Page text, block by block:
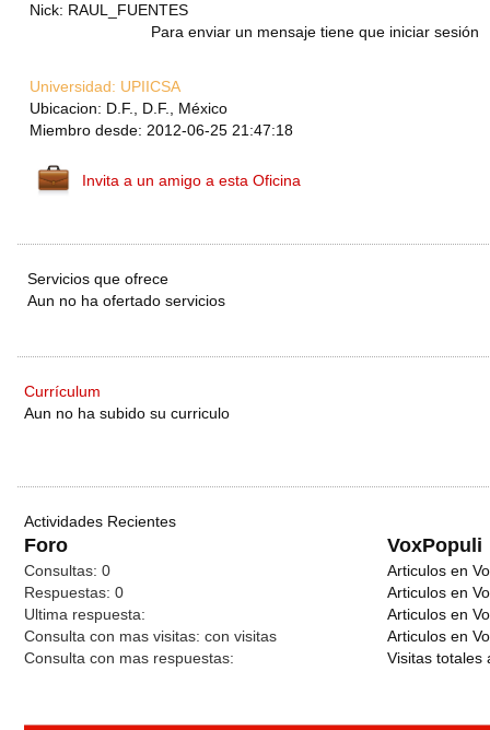
Nick: RAUL_FUENTES
Para enviar un mensaje tiene que iniciar sesión
Universidad: UPIICSA
Ubicacion: D.F., D.F., México
Miembro desde: 2012-06-25 21:47:18
Invita a un amigo a esta Oficina
Servicios que ofrece
Aun no ha ofertado servicios
Currículum
Aun no ha subido su curriculo
Actividades Recientes
Foro VoxPopuli
Consultas: 0
Respuestas: 0
Ultima respuesta:
Consulta con mas visitas: con visitas
Consulta con mas respuestas:
Articulos en
Articulos en
Articulos en
Articulos en
Visitas totales